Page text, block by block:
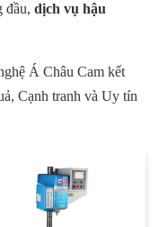
đầu, dịch vụ hậu
Á Châu Cam kết
Cạnh tranh và Uy tín